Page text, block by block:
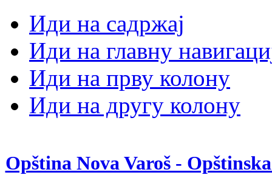
Иди на садржај
Иди на главну
Иди на прву колону
Иди на другу колону
Opština Nova Varoš -